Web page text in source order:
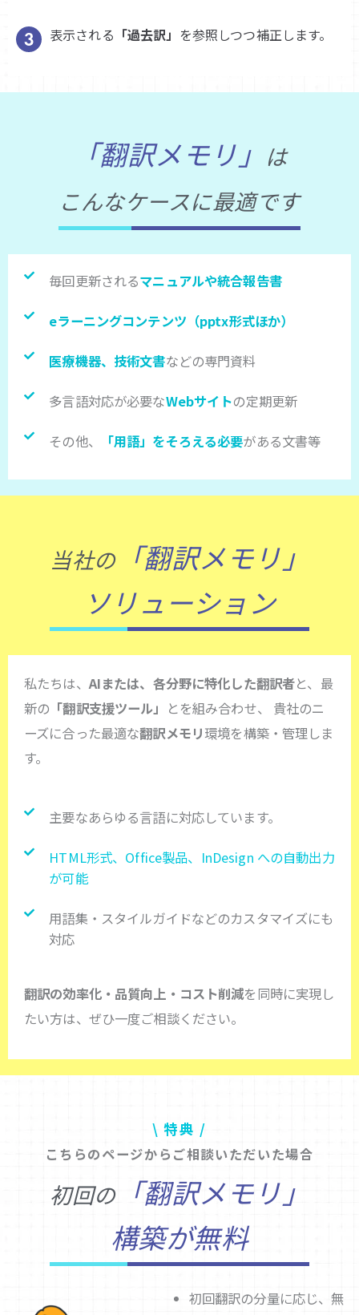
表示される 「過去訳」 を参照しつつ補正します。
「翻訳メモリ」 は
こんなケースに最適です
毎回更新されるマニュアルや統合報告書
eラーニングコンテンツ（pptx形式ほか）
医療機器、技術文書などの専門資料
多言語対応が必要なWebサイトの定期更新
その他、 「用語」をそろえる必要がある文書等
当社の「翻訳メモリ」
ソリューション
私たちは、AIまたは、各分野に特化した翻訳者と、最
新の 「翻訳支援ツール」 とを組み合わせ、 貴社のニ
ーズに合った最適な翻訳メモリ環境を構築・管理しま
す。
主要なあらゆる言語に対応しています。
HTML形式、Office製品、InDesign への自動出力
が可能
用語集・スタイルガイドなどのカスタマイズにも
対応
翻訳の効率化・品質向上・コスト削減を同時に実現し
たい方は、ぜひ一度ご相談ください。
\ 特典 /
こちらのページからご相談いただいた場合
初回の「翻訳メモリ」
構築が無料
初回翻訳の分量に応じ、無